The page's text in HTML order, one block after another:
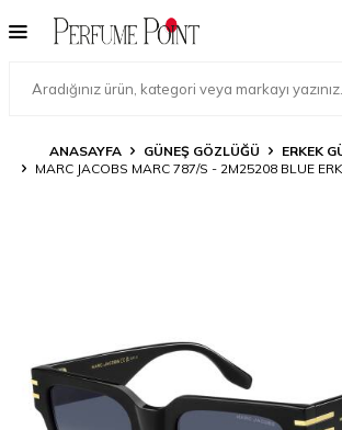
ANASAYFA GÜNEŞ GÖZLÜĞÜ
ERKEK
MARC JACOBS MARC 787/S - 2M25208 BLUE